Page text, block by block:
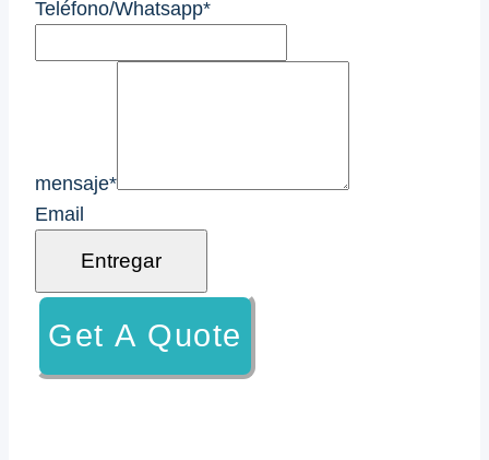
Teléfono/Whatsapp*
mensaje*
Email
Entregar
Get A Quote